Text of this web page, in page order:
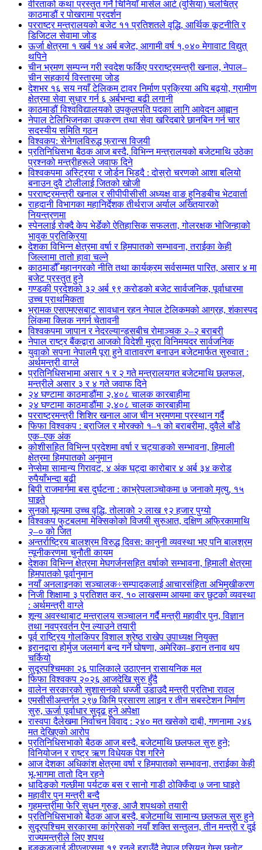
वीरताको कथा प्रस्तुत गर्ने चिनियाँ मार्सल आर्ट (वुसिया) चलचित्र
काठमाडौं र पोखरामा प्रदर्शन
परराष्ट्र मन्त्रालयको बजेट ११ प्रतिशतले वृद्धि, आर्थिक कूटनीति र
डिजिटल सेवामा जोड
ऊर्जा क्षेत्रमा १ खर्ब १४ अर्ब बजेट, आगामी वर्ष १,०४० मेगावाट विद्युत्
थपिने
चीन भ्रमण सम्पन्न गरी स्वदेश फर्किए परराष्ट्रमन्त्री खनाल, नेपाल–
चीन सहकार्य विस्तारमा जोड
देशभर १६ सय नयाँ टेलिकम टावर निर्माण प्रक्रिया अघि बढ्यो, ग्रामीण
क्षेत्रमा सेवा सुधार गर्न ६ अर्बभन्दा बढी लगानी
काठमाडौं विश्वविद्यालयको उपकुलपति पदका लागि आवेदन आह्वान
नेपाल टेलिभिजनका उपकरण तथा सेवा खरिदबारे छानबिन गर्न चार
सदस्यीय समिति गठन
विश्वकप: सेनेगलविरुद्ध फ्रान्स विजयी
प्रतिनिधिसभा बैठक आज बस्दै, विभिन्न मन्त्रालयको बजेटमाथि उठेका
प्रश्नको मन्त्रीहरूले जवाफ दिने
विश्वकपमा अस्ट्रिया र जोर्डन भिड्दै : दोस्रो चरणको आशा बलियो
बनाउन दुवै टोलीलाई जितको खोजी
परराष्ट्रमन्त्री खनाल र सीपीपीसीसी अध्यक्ष वाङ हुनिङबीच भेटवार्ता
राहदानी विभागका महानिर्देशक तीर्थराज अर्याल अख्तियारको
नियन्त्रणमा
स्पेनलाई रोक्दै केप भेर्डेको ऐतिहासिक सफलता, गोलरक्षक भोजिन्हाको
भावुक प्रतिक्रिया
देशका विभिन्न क्षेत्रमा वर्षा र हिमपातको सम्भावना, तराईका केही
जिल्लामा तातो हावा चल्ने
काठमाडौँ महानगरको नीति तथा कार्यक्रम सर्वसम्मत पारित, असार ४ मा
बजेट प्रस्तुत हुने
गण्डकी प्रदेशको ३२ अर्ब ९९ करोडको बजेट सार्वजनिक, पूर्वाधारमा
उच्च प्राथमिकता
भ्रामक एसएमएसबाट सावधान रहन नेपाल टेलिकमको आग्रह, शंकास्पद
लिंकमा क्लिक नगर्न चेतावनी
विश्वकपमा जापान र नेदरल्यान्ड्सबीच रोमाञ्चक २–२ बराबरी
नेपाल राष्ट्र बैंकद्वारा आजको विदेशी मुद्रा विनिमयदर सार्वजनिक
युवाको सपना नेपालमै पूरा हुने वातावरण बनाउन बजेटमार्फत सुरुवात :
अर्थमन्त्री वाग्ले
प्रतिनिधिसभामा असार १ र २ गते मन्त्रालयगत बजेटमाथि छलफल,
मन्त्रीले असार ३ र ४ गते जवाफ दिने
२४ घण्टामा काठमाडौंमा २,४०८ चालक कारबाहीमा
२४ घण्टामा काठमाडौंमा २,४०८ चालक कारबाहीमा
परराष्ट्रमन्त्री शिशिर खनाल आज चीन भ्रमणमा प्रस्थान गर्दै
फिफा विश्वकप : ब्राजिल र मोरक्को १–१ को बराबरीमा, दुवैले बाँडे
एक–एक अंक
कोशीसहित विभिन्न प्रदेशमा वर्षा र चट्याङको सम्भावना, हिमाली
क्षेत्रमा हिमपातको अनुमान
नेप्सेमा सामान्य गिरावट, ४ अंक घट्दा कारोबार ४ अर्ब ३४ करोड
रुपैयाँभन्दा बढी
बिपी राजमार्गमा बस दुर्घटना : काभ्रेपलाञ्चोकमा ७ जनाको मृत्यु, १५
घाइते
सुनको मूल्यमा उच्च वृद्धि, तोलाको २ लाख ९२ हजार पुग्यो
विश्वकप फुटबलमा मेक्सिकोको विजयी सुरुआत, दक्षिण अफ्रिकामाथि
२–० को जित
अन्तर्राष्ट्रिय बालश्रम विरुद्ध दिवस: कानुनी व्यवस्था भए पनि बालश्रम
न्यूनीकरणमा चुनौती कायम
देशका विभिन्न क्षेत्रमा मेघगर्जनसहित वर्षाको सम्भावना, हिमाली क्षेत्रमा
हिमपातको पूर्वानुमान
नयाँ अनलाइनका सञ्चालक÷सम्पादकलाई आचारसंहिता अभिमुखीकरण
निजी शिक्षामा ३ प्रतिशत कर, १० लाखसम्म आयमा कर छुटको व्यवस्था
: अर्थमन्त्री वाग्ले
शून्य अवस्थाबाट मन्त्रालय सञ्चालन गर्दै मन्त्री महावीर पुन, विज्ञान
तथा नवप्रवर्तन ऐन ल्याउने तयारी
पूर्व राष्ट्रिय गोलकिपर विशाल श्रेष्ठ राखेप उपाध्यक्ष नियुक्त
इरानद्वारा होर्मुज जलमार्ग बन्द गर्ने घोषणा, अमेरिका–इरान तनाव थप
चर्कियो
सुदूरपश्चिमका २६ पालिकाले उठाएनन् रासायनिक मल
फिफा विश्वकप २०२६ आजदेखि सुरु हुँदै
वालेन सरकारको सुशासनको धज्जी उडाउदै मन्त्री प्रतिभा रावल
एमसीसीअन्तर्गत २९७ किमि प्रसारण लाइन र तीन सबस्टेशन निर्माण
सुरु, ऊर्जा पूर्वाधार सुदृढ हुने अपेक्षा
रास्वपा दैलेखमा निर्वाचन विवाद : २४० मत खसेको दाबी, गणनामा २४६
मत देखिएको आरोप
प्रतिनिधिसभाको बैठक आज बस्दै, बजेटमाथि छलफल सुरु हुने;
विनियोजन र राष्ट्र ऋण विधेयक पेश गरिने
आज देशका अधिकांश क्षेत्रमा वर्षा र हिमपातको सम्भावना, तराईका केही
भू-भागमा तातो दिन रहने
धादिङको गल्छीमा पर्यटक बस र सानो गाडी ठोक्किँदा ७ जना घाइते
महावीर पुन मन्त्री बन्दै
गृहमन्त्रीमा फेरि सुधन गुरुङ, आजै शपथको तयारी
प्रतिनिधिसभाको बैठक आज बस्दै, बजेटमाथि सामान्य छलफल सुरु हुने
सुदूरपश्चिम सरकारमा कांग्रेसको नयाँ शक्ति सन्तुलन, तीन मन्त्री र दुई
राज्यमन्त्रीले लिए शपथ
हङकङलाई डीएलएसमा १९ रनले हराउँदै नेपाल एसियन गेम्स छनोट